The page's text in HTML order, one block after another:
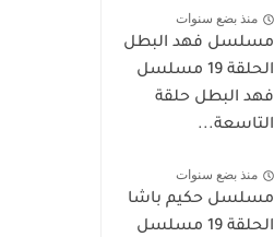
منذ بضع سنوات
مسلسل فهد البطل
الحلقة 19 مسلسل
فهد البطل حلقة
التاسعة...
منذ بضع سنوات
مسلسل حكيم باشا
الحلقة 19 مسلسل